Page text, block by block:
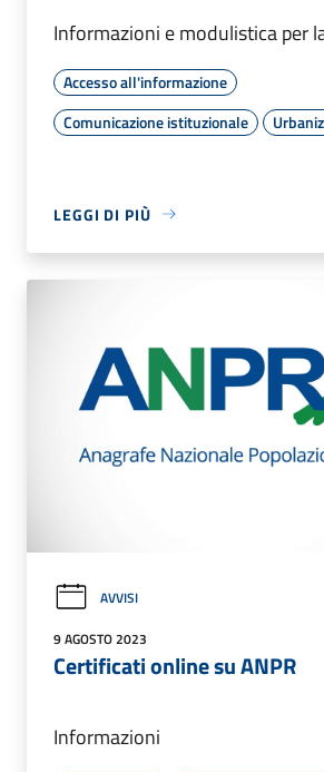
Informazioni e modulistica per
Accesso all'informazione
Comunicazione istituzionale
LEGGI DI PIÙ
AVVISI
9 AGOSTO 2023
Certificati online su ANPR
Informazioni